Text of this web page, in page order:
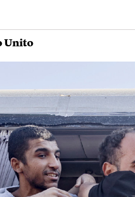
Unito